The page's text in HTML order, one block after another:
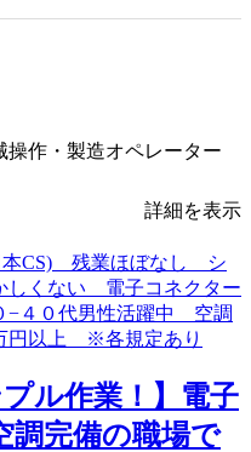
操作・製造オペレーター
詳細を表示
ル作業！】電子
調完備の職場で